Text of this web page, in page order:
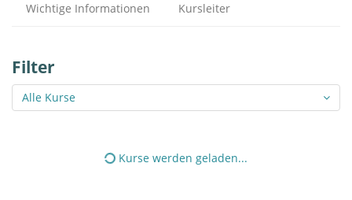
Wichtige Informationen Kursleiter
Filter
Alle Kurse
Kurse werden geladen...